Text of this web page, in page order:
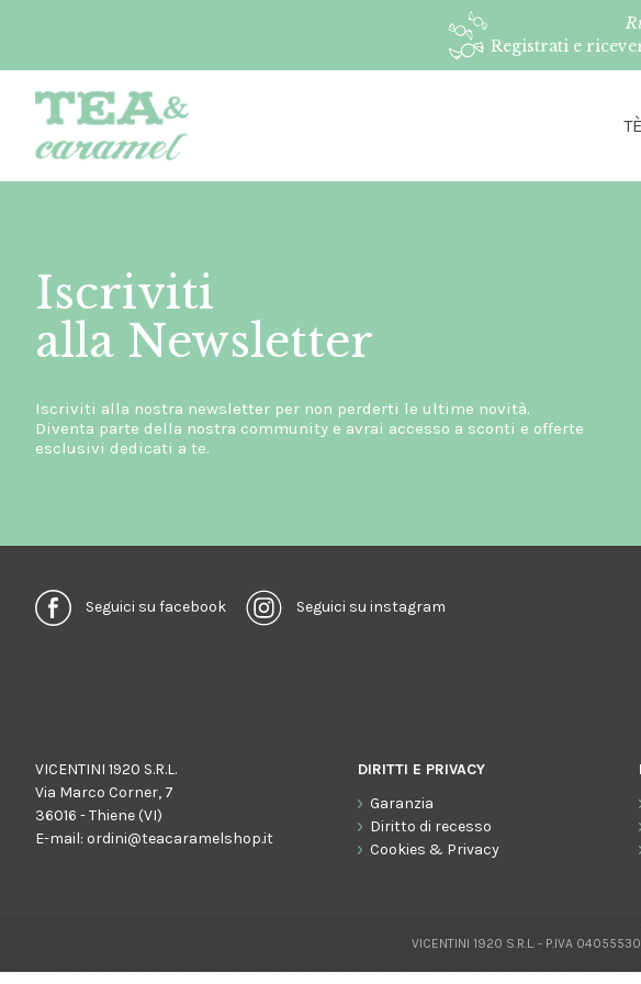
Registrati e
Iscriviti
alla Newsletter
Iscriviti alla nostra newsletter per non perderti le ultime novità.
Diventa parte della nostra community e avrai accesso a sconti e offerte
esclusivi dedicati a te.
Seguici su facebook Seguici su instagram
VICENTINI 1920 S.R.L.
Via Marco Corner, 7
36016 - Thiene (VI)
E-mail: ordini@teacaramelshop.it
DIRITTI E PRIVACY
Garanzia
Diritto di recesso
Cookies & Privacy
VICENTINI 1920 S.R.L. - P.IVA
Gli ordini